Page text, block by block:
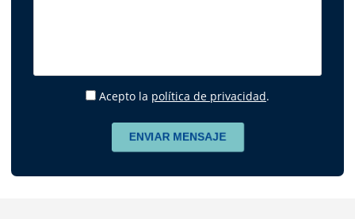
Acepto la política de privacidad.